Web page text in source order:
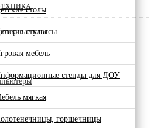
столы
стулья
мебель
стенды для ДОУ
мягкая
горшечницы
классы